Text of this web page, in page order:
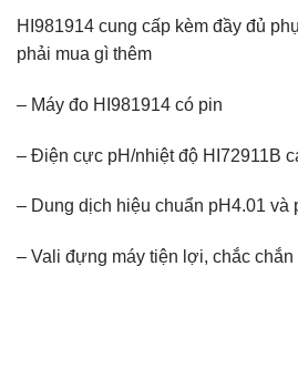
HI981914 cung cấp kèm đầy đủ
phải mua gì thêm
– Máy đo HI981914 có pin
– Điện cực pH/nhiệt độ HI72911B
– Dung dịch hiệu chuẩn pH4.01 và
– Vali đựng máy tiện lợi, chắc chắn